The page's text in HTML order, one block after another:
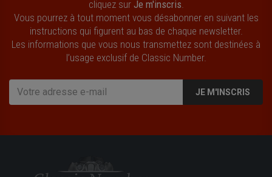
cliquez sur Je m'inscris
Vous pourrez à tout moment vous désabonner en suivant les
instructions qui figurent au bas de chaque newsletter.
Les informations que vous nous transmettez sont destinées à
l’usage exclusif de Classic Number.
JE M'INSCRIS